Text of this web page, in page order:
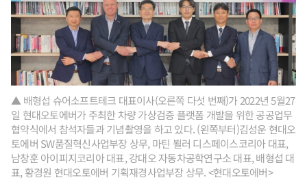
▲ 배형섭 슈어소프트테크 대표이사(오른쪽 다섯 번째)가 2022년 5월27
일 현대오토에버가 주최한 차량 가상검증 플랫폼 개발을 위한 공공업무
협약식에서 참석자들과 기념촬영을 하고 있다. (왼쪽부터)김성운 현대오
토에버 SW품질혁신사업부장 상무, 마틴 뵐러 디스페이스코리아 대표,
남창훈 아이피지코리아 대표, 강대오 자동차공학연구소 대표, 배형섭 대
표, 황경원 현대오토에버 기획재경사업부장 상무. <현대오토에버>